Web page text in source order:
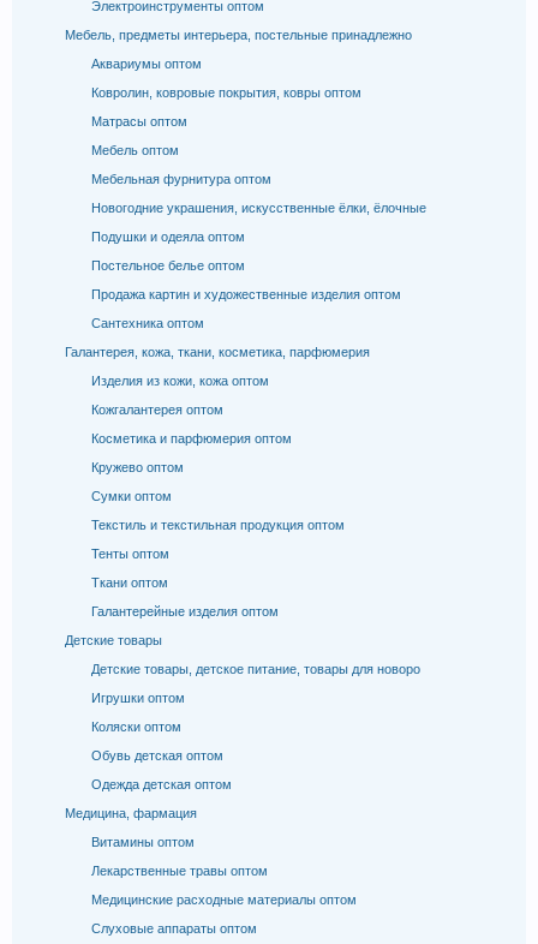
Электроинструменты оптом
Мебель, предметы интерьера, постельные принадлежно
Аквариумы оптом
Ковролин, ковровые покрытия, ковры оптом
Матрасы оптом
Мебель оптом
Мебельная фурнитура оптом
Новогодние украшения, искусственные ёлки, ёлочные
Подушки и одеяла оптом
Постельное белье оптом
Продажа картин и художественные изделия оптом
Сантехника оптом
Галантерея, кожа, ткани, косметика, парфюмерия
Изделия из кожи, кожа оптом
Кожгалантерея оптом
Косметика и парфюмерия оптом
Кружево оптом
Сумки оптом
Текстиль и текстильная продукция оптом
Тенты оптом
Ткани оптом
Галантерейные изделия оптом
Детские товары
Детские товары, детское питание, товары для новоро
Игрушки оптом
Коляски оптом
Обувь детская оптом
Одежда детская оптом
Медицина, фармация
Витамины оптом
Лекарственные травы оптом
Медицинские расходные материалы оптом
Слуховые аппараты оптом